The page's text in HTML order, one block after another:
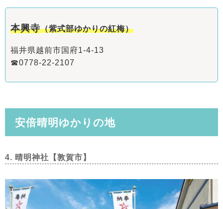
本興寺（紫式部ゆかりの紅梅）
福井県越前市国府1-4-13
☎0778-22-2107
安倍晴明ゆかりの地
4. 晴明神社【敦賀市】